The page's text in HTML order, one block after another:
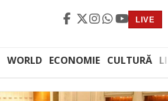
LIVE
WORLD ECONOMIE CULTURĂ